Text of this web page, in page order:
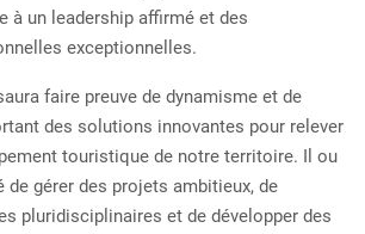
à un leadership affirmé et des
exceptionnelles.
faire preuve de dynamisme et de
des solutions innovantes pour relever
touristique de notre territoire. Il ou
de gérer des projets ambitieux, de
pluridisciplinaires et de développer des